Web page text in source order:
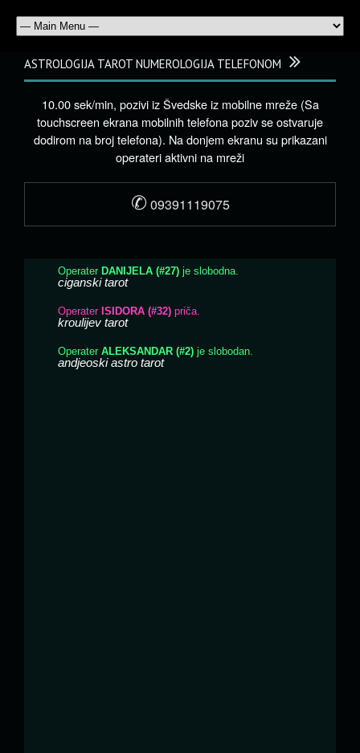
ASTROLOGIJA TAROT NUMEROLOGIJA TELEFONOM
10.00 sek/min, pozivi iz Švedske iz mobilne mreže (Sa
touchscreen ekrana mobilnih telefona poziv se ostvaruje
dodirom na broj telefona). Na donjem ekranu su prikazani
operateri aktivni na mreži
✆ 09391119075